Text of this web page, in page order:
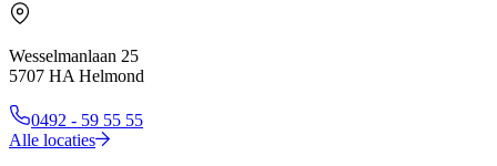
Wesselmanlaan 25
5707 HA Helmond
0492 - 59 55 55
Alle locaties